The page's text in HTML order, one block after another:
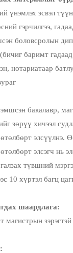
эсвэл
гэрчилгээ,
баримт
нотариатаар
зөрүү хичээл
элсүүлнэ.
элсэгч нь
түвшний
10 хүртэл багц
шаардлага:
зэрэгтэй